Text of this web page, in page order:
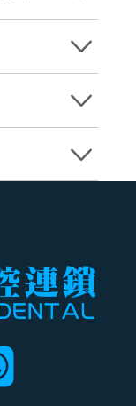
澳大灣區及周邊城
大分院，香港亦設
免費咨詢，讓人十
我們你原本預約的